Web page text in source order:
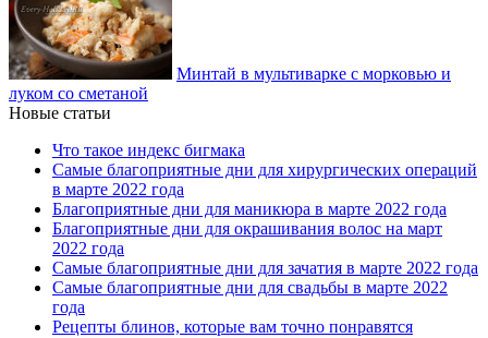
Минтай в мультиварке с морковью и
луком со сметаной
Новые статьи
Что такое индекс бигмака
Самые благоприятные дни для хирургических операций
в марте 2022 года
Благоприятные дни для маникюра в марте 2022 года
Благоприятные дни для окрашивания волос на март
2022 года
Самые благоприятные дни для зачатия в марте 2022 года
Самые благоприятные дни для свадьбы в марте 2022
года
Рецепты блинов, которые вам точно понравятся